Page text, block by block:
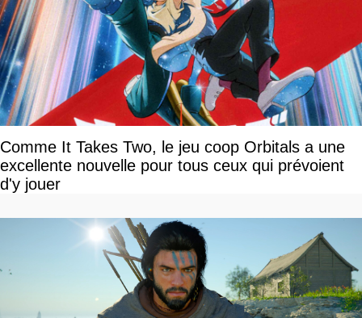
Comme It Takes Two, le jeu coop Orbitals a une
excellente nouvelle pour tous ceux qui prévoient
d'y jouer